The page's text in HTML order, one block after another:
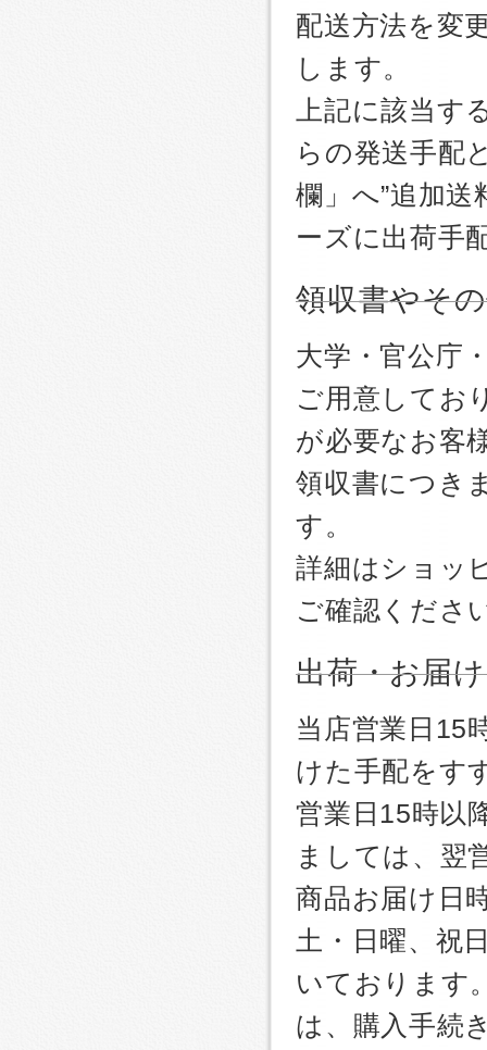
配送方法を変
します。
上記に該当
らの発送手配
欄」へ”追加
ーズに出荷手
領収書やそ
大学・官公庁
ご用意してお
が必要なお客
領収書につき
す。
詳細はショッ
ご確認くださ
出荷・お届
当店営業日15
けた手配をす
営業日15時以
ましては、翌
商品お届け日
土・日曜、祝
いております
は、購入手続